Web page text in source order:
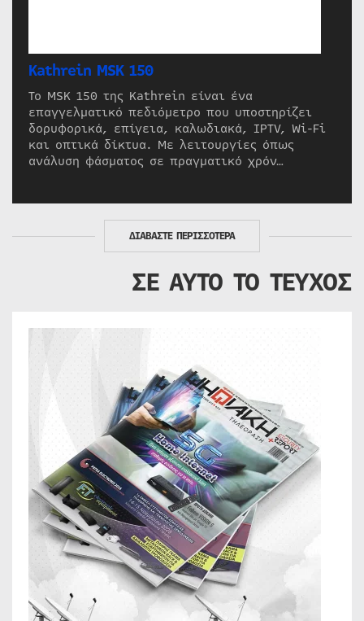
Kathrein MSK 150
Το MSK 150 της Kathrein είναι ένα
επαγγελματικό πεδιόμετρο που υποστηρίζει
δορυφορικά, επίγεια, καλωδιακά, IPTV, Wi-Fi
και οπτικά δίκτυα. Με λειτουργίες όπως
ανάλυση φάσματος σε πραγματικό χρόν…
ΔΙΑΒΑΣΤΕ ΠΕΡΙΣΣΟΤΕΡΑ
ΣΕ ΑΥΤΟ ΤΟ ΤΕΥΧΟΣ